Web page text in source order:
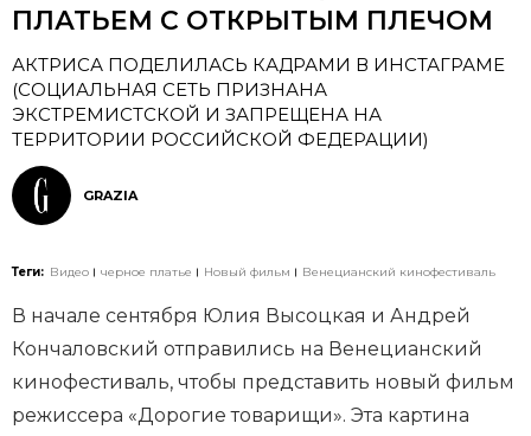
ПЛАТЬЕМ С ОТКРЫТЫМ ПЛЕЧОМ
АКТРИСА ПОДЕЛИЛАСЬ КАДРАМИ В ИНСТАГРАМЕ
(СОЦИАЛЬНАЯ СЕТЬ ПРИЗНАНА
ЭКСТРЕМИСТСКОЙ И ЗАПРЕЩЕНА НА
ТЕРРИТОРИИ РОССИЙСКОЙ ФЕДЕРАЦИИ)
GRAZIA
Теги: Видео черное платье Новый фильм Венецианский кинофестиваль
В начале сентября Юлия Высоцкая и Андрей
Кончаловский отправились на Венецианский
кинофестиваль, чтобы представить новый фильм
режиссера «Дорогие товарищи». Эта картина